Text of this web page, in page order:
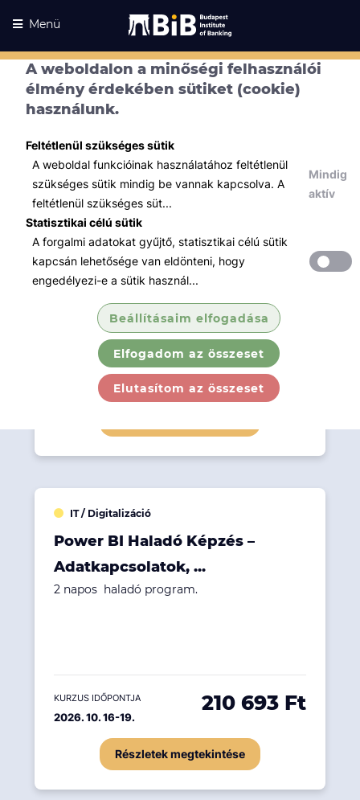
A weboldalon a minőségi felhasználói
élmény érdekében sütiket (cookie)
használunk.
Feltétlenül szükséges sütik
A weboldal funkcióinak használatához feltétlenül
szükséges sütik mindig be vannak kapcsolva. A
feltétlenül szükséges süt...
Mindig
aktív
Statisztikai célú sütik
A forgalmi adatokat gyűjtő, statisztikai célú sütik
kapcsán lehetősége van eldönteni, hogy
engedélyezi-e a sütik használ...
Beállításaim elfogadása
Elfogadom az összeset
Elutasítom az összeset
Menü
Kurzusaink Kurzusaink
Minden témában
Összes
Pénzügy
MS Excel makrók
pénzügyeseknek
A kurzus résztvevői saját laptopjukon
dolgozva megismerik a makró rögzítés és
KURZUS IDŐPONTJA
Kezdés 2026. 10. 02...
266 573 Ft
IT / Digitalizáció
Power BI Haladó Képzés –
Adatkapcsolatok, ...
2 napos haladó program.
KURZUS IDŐPONTJA
2026. 10. 16-19.
210 693 Ft
Részletek megtekintése